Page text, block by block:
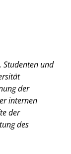
Studenten und
der
internen
der
des